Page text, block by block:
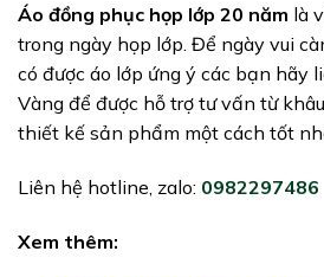
Áo đồng phục họp lớp 20 năm là
trong ngày họp lớp. Để ngày vui
có được áo lớp ứng ý các bạn hãy
Vàng để được hỗ trợ tư vấn từ
thiết kế sản phẩm một cách tốt
Liên hệ hotline, zalo: 0982297486
Xem thêm: